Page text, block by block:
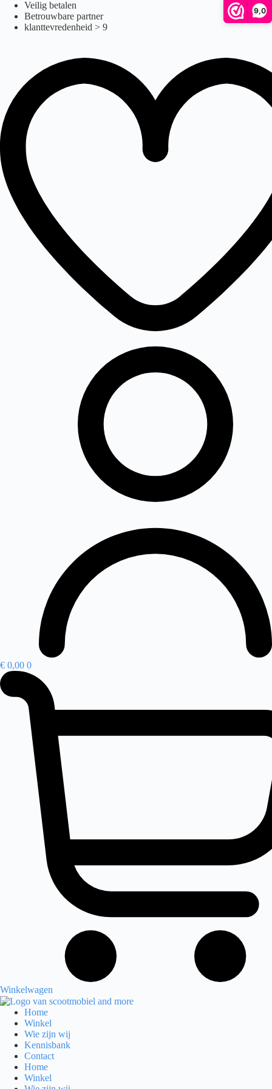
9,0
naar
Veilig betalen
Betrouwbare partner
klanttevredenheid > 9
€ 0,00 0
Winkelwagen
Home
Winkel
Wie zijn wij
Kennisbank
Contact
Home
Winkel